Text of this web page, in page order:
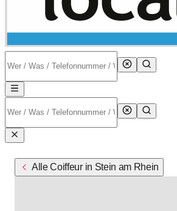
Alle Coiffeur in Stein am Rhein